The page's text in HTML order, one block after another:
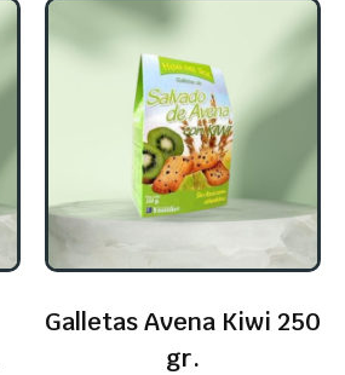
Galletas Avena Kiwi 250
gr.